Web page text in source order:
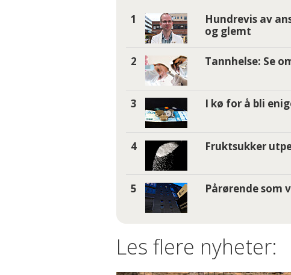
Hundrevis av
og glemt
Tannhelse: Se
I kø for å bli
Fruktsukker
Pårørende som
Les flere nyheter: